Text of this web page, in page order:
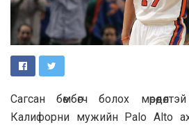
Сагсан бөмбөгч болох
Калифорни мужийн Palo Alto